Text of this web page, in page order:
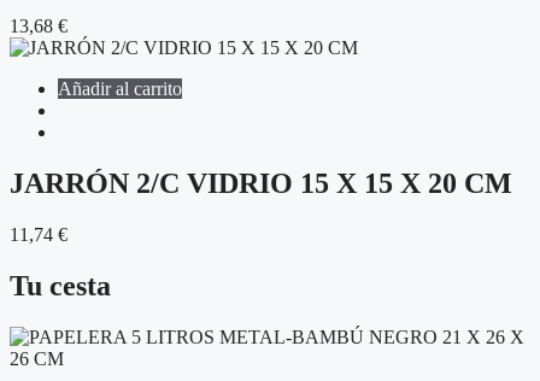
13,68 €
Añadir al carrito
JARRÓN 2/C VIDRIO 15 X 15 X 20 CM
11,74 €
Tu cesta